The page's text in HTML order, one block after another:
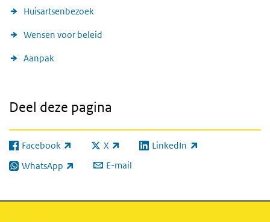
Huisartsenbezoek
Wensen voor beleid
Aanpak
Deel deze pagina
Facebook
(externe link) X
(externe link) LinkedIn
(externe link)
WhatsApp
(externe link) E-mail